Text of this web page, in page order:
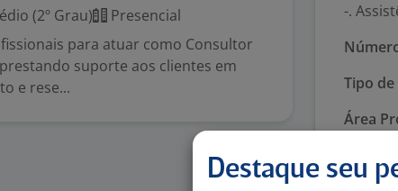
(2º Grau)
Presencial
para atuar como Consultor
suporte aos clientes em
e rese...
-.
Tipo
Área
Destaque seu